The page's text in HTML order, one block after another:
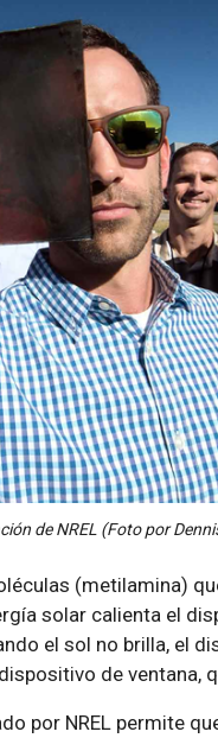
de NREL (Foto por
(metilamina)
solar calienta el
el sol no brilla, el
de ventana,
por NREL permite